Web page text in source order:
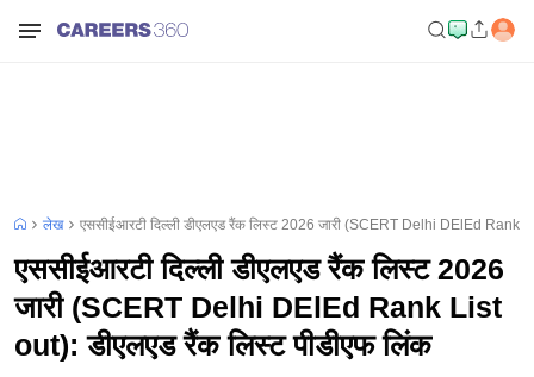
लेख एससीईआरटी दिल्ली डीएलएड रैंक लिस्ट 2026 जारी (SCERT Delhi DElEd Rank
एससीईआरटी दिल्ली डीएलएड रैंक लिस्ट 2026
जारी (SCERT Delhi DElEd Rank List
out): डीएलएड रैंक लिस्ट पीडीएफ लिंक